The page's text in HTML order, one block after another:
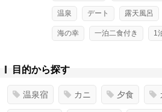
温泉 デート 露天風呂
海の幸 一泊二食付き 1
目的から探す
温泉宿 カニ 夕食